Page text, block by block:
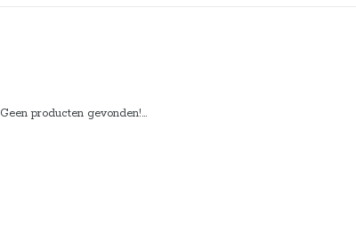
Geen producten gevonden!...